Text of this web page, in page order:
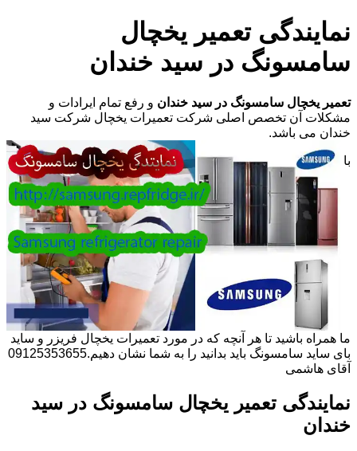
نمایندگی تعمیر یخچال
سامسونگ در سید خندان
تعمیر یخچال سامسونگ در سید خندان و رفع تمام ایرادات و
مشکلات آن تخصص اصلی شرکت تعمیرات یخچال شرکت سید
خندان می باشد.
با
ما همراه باشید تا هر آنچه که در مورد تعمیرات یخچال فریزر و ساید
بای ساید سامسونگ باید بدانید را به شما نشان دهیم.09125353655
آقای هاشمی
نمایندگی تعمیر یخچال سامسونگ در سید
خندان